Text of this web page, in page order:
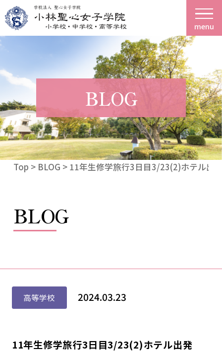
menu
BLOG
Top > BLOG > 11年生修学旅行3日目3/23(2)ホテル出
BLOG
高等学校 2024.03.23
11年生修学旅行3日目3/23(2)ホテル出発